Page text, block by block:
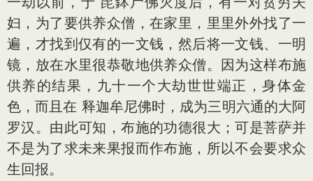
妇，为了要供养众僧，在家里，里里外外找了一
遍，才找到仅有的一文钱，然后将一文钱、一明
镜，放在水里很恭敬地供养众僧。因为这样布施
供养的结果，九十一个大劫世世端正，身体金
色，而且在 释迦牟尼佛时，成为三明六通的大阿
罗汉。由此可知，布施的功德很大；可是菩萨并
不是为了求未来果报而作布施，所以不会要求众
生回报。